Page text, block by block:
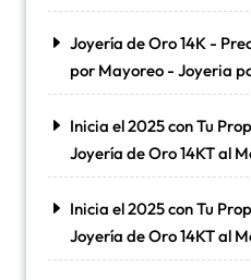
Joyería de Oro 14K -
por Mayoreo - Joyeria
Inicia el 2025 con Tu
Joyería de Oro 14KT al
Inicia el 2025 con Tu
Joyería de Oro 14KT al